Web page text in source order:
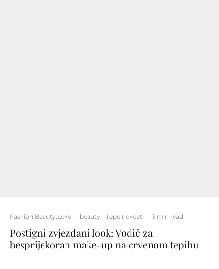
Fashion.Beauty.Love · beauty lijepe novosti · 3 min read
Postigni zvjezdani look: Vodič za
besprijekoran make-up na crvenom tepihu